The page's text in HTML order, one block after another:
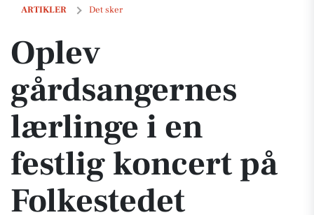
ARTIKLER Det sker
Oplev gårdsangernes lærlinge i en festlig koncert på Folkestedet
Oplev
gårdsangernes
lærlinge i en
festlig koncert på
Folkestedet